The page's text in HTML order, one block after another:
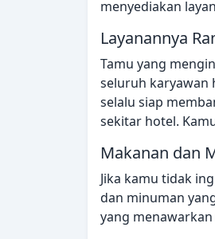
menyediakan
Layanannya
Tamu yang
seluruh karyawan
selalu siap
sekitar hotel.
Makanan dan
Jika kamu tidak
dan minuman
yang